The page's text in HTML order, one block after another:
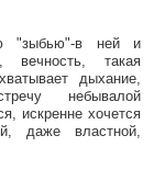
"зыбью"-в ней и
вечность, такая
дыхание,
небывалой
искренне хочется
даже властной,